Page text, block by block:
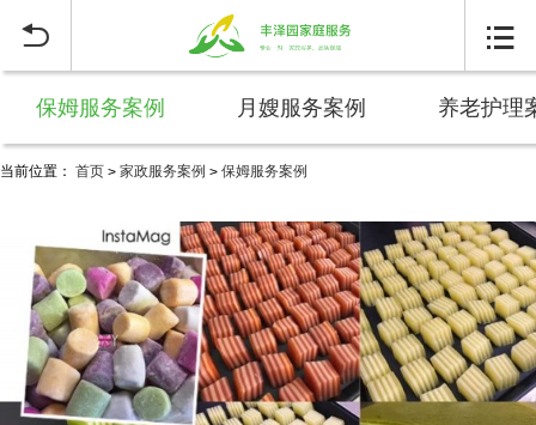
 
保姆服务案例 月嫂服务案例 养老护理
当前位置： 首页 > 家政服务案例 > 保姆服务案例